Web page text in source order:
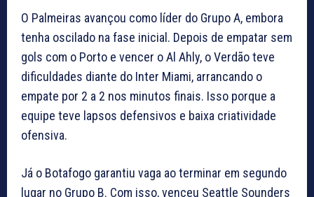
O Palmeiras avançou como líder do Grupo A, embora
tenha oscilado na fase inicial. Depois de empatar sem
gols com o Porto e vencer o Al Ahly, o Verdão teve
dificuldades diante do Inter Miami, arrancando o
empate por 2 a 2 nos minutos finais. Isso porque a
equipe teve lapsos defensivos e baixa criatividade
ofensiva.
Já o Botafogo garantiu vaga ao terminar em segundo
lugar no Grupo B. Com isso, venceu Seattle Sounders